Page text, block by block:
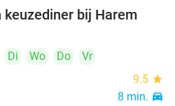
45%
bij Harem
Di Wo Do
Vr
9.5 star
8 min. directions_car